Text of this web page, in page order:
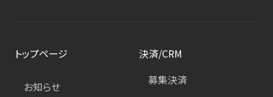
トップページ
お知らせ
決済/CRM
募集決済